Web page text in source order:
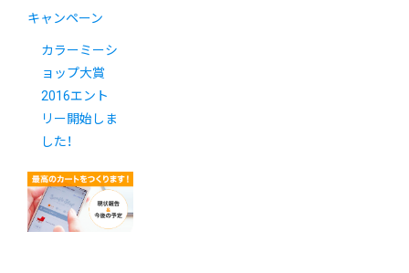
キャンペーン
カラーミーシ
ョップ大賞
2016エント
リー開始しま
した！